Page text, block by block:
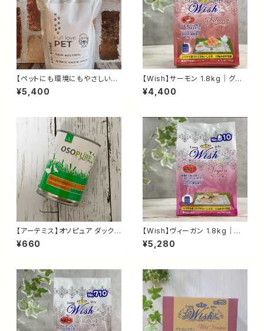
【ペットにも環境にもやさしい】F
ullove PET（フルラブペット）詰
め替え用 約1l｜天然フルボ酸1
¥5,400
【Wish】サーモン 1.8kg｜グレ
インフリー ドッグフード｜オメガ
3配合・皮膚と毛艶の健康維持・
¥4,400
【アーテミス】オソピュア ダック
缶 340g｜犬用総合栄養食・グ
レインフリー ウェットフード｜鴨
¥660
【Wish】ヴィーガン 1.8kg｜植
物性ドッグフード・肉アレルギー
に配慮｜成犬用総合栄養食・ダ
¥5,280